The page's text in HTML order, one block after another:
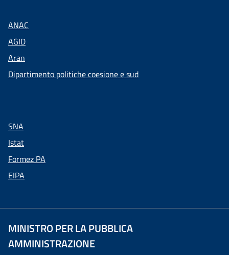
ANAC
AGID
Aran
Dipartimento politiche coesione e sud
SNA
Istat
Formez PA
EIPA
MINISTRO PER LA PUBBLICA
AMMINISTRAZIONE